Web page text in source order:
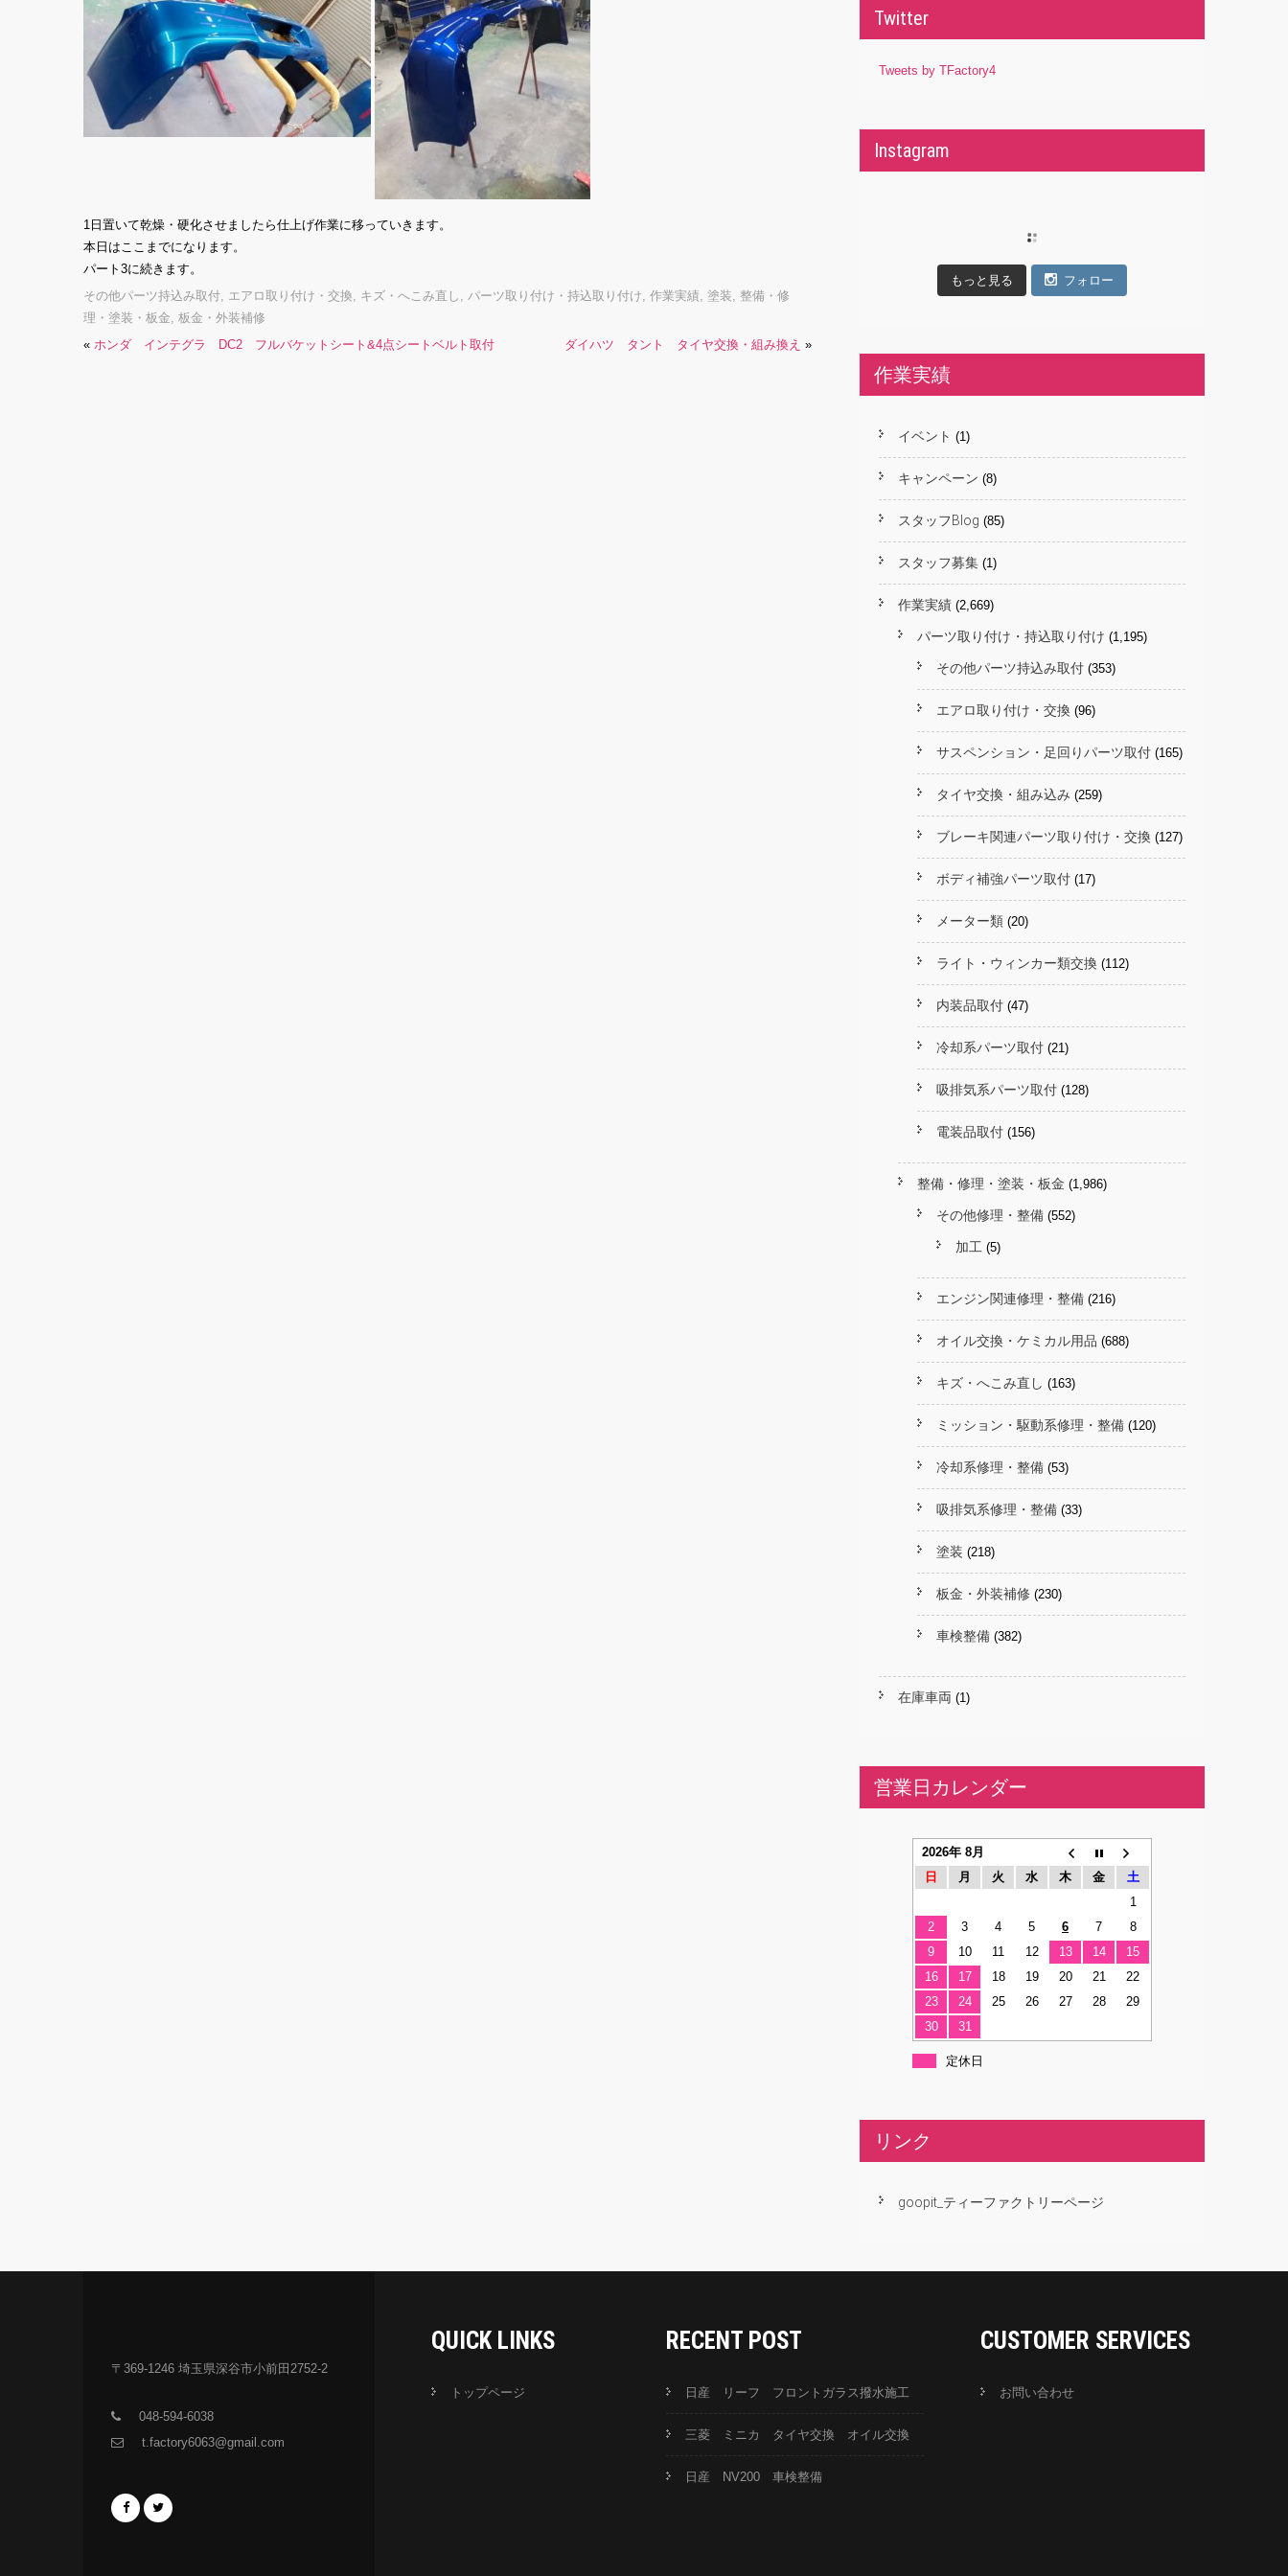
1日置いて乾燥・硬化させましたら仕上げ作業に移っていきます。
本日はここまでになります。
パート3に続きます。
その他パーツ持込み取付, エアロ取り付け・交換, キズ・へこみ直し , パーツ取り付け・持込取り付け, 作業実績, 塗装, 整備・修
理・塗装・板金, 板金・外装補修
« ホンダ インテグラ DC2 フルバケットシート&4点シートベルト取付 ダイハツ タント タイヤ交換・組み換え »
Twitter
Tweets by TFactory4
Instagram
もっと見る フォロー
作業実績
イベント (1)
キャンペーン (8)
スタッフBlog (85)
スタッフ募集 (1)
作業実績 (2,669)
パーツ取り付け・持込取り付け (1,195)
その他パーツ持込み取付 (353)
エアロ取り付け・交換 (96)
サスペンション・足回りパーツ取付 (165)
タイヤ交換・組み込み (259)
ブレーキ関連パーツ取り付け・交換 (127)
ボディ補強パーツ取付 (17)
メーター類 (20)
ライト・ウィンカー類交換 (112)
内装品取付 (47)
冷却系パーツ取付 (21)
吸排気系パーツ取付 (128)
電装品取付 (156)
整備・修理・塗装・板金 (1,986)
その他修理・整備 (552)
加工 (5)
エンジン関連修理・整備 (216)
オイル交換・ケミカル用品 (688)
キズ・へこみ直し (163)
ミッション・駆動系修理・整備 (120)
冷却系修理・整備 (53)
吸排気系修理・整備 (33)
塗装 (218)
板金・外装補修 (230)
車検整備 (382)
在庫車両 (1)
営業日カレンダー
2026年 8月
日
月 火 水 木 金
土
1
2
3 4 5 6 7
8
9
10 11 12 13 14
15
16
17 18 19 20 21
22
23
24 25 26 27 28
29
30
31
定休日
リンク
goopit_ティーファクトリーページ
〒369-1246 埼玉県深谷市小前田2752-2
048-594-6038
t.factory6063@gmail.com
QUICK LINKS
トップページ
RECENT POST
日産 リーフ フロントガラス撥水施工
三菱 ミニカ タイヤ交換 オイル交換
日産 NV200 車検整備
CUSTOMER SERVICES
お問い合わせ